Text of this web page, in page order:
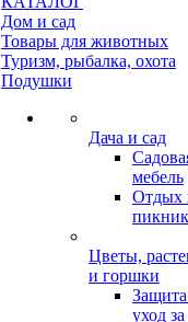
Дом и сад
Товары для животных
Туризм, рыбалка, охота
Подушки
Дача и сад
мебель
Отдых
пикник
Цветы,
и горшки
уход за